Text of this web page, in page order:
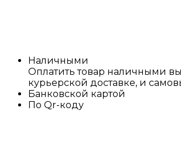
Наличными
Оплатить товар наличными
курьерской доставке, и
Банковской картой
По Qr-коду